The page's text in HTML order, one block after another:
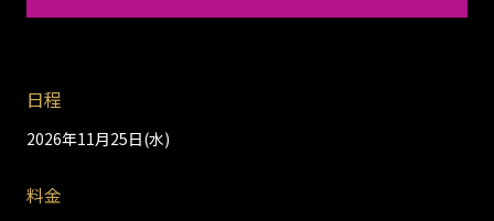
日程
2026年11月25日(水)
料金